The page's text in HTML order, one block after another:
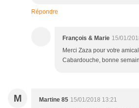
Répondre
François & Marie 15/01/
Merci Zaza pour votre
Cabardouche, bonne
M Martine 85 15/01/2018 13:21